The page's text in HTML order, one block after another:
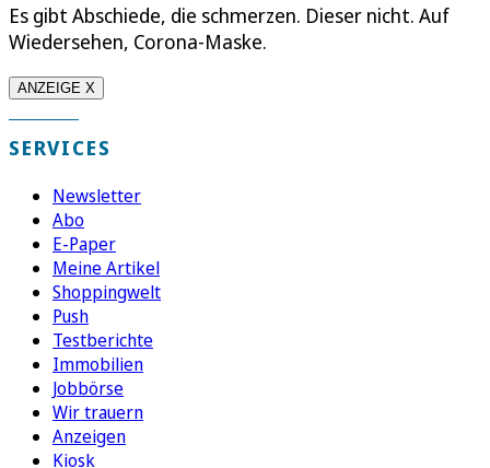
Es gibt Abschiede, die schmerzen. Dieser nicht. Auf
Wiedersehen, Corona-Maske.
ANZEIGE X
SERVICES
Newsletter
Abo
E-Paper
Meine Artikel
Shoppingwelt
Push
Testberichte
Immobilien
Jobbörse
Wir trauern
Anzeigen
Kiosk